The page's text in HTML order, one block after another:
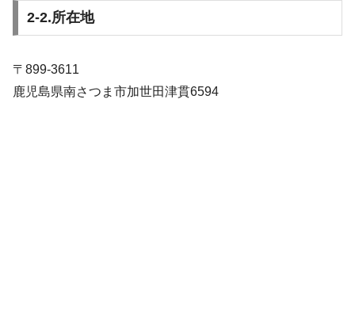
2-2.所在地
〒899-3611
鹿児島県南さつま市加世田津貫6594